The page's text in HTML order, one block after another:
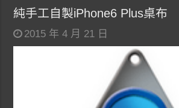
純手工自製iPhone6 Plus桌布
2015 年 4 月 21 日